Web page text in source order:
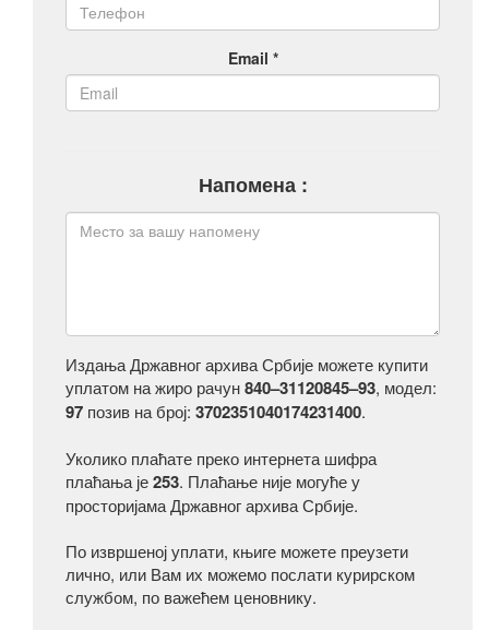
Email *
Напомена :
Издања Државног архива Србије можете купити
уплатом на жиро рачун840–31120845–93, модел:
97 позив на број: 3702351040174231400.
Уколико плаћате преко интернета шифра
плаћања је253. Плаћање није могуће у
просторијама Државног архива Србије.
По извршеној уплати, књиге можете преузети
лично, или Вам их можемо послати курирском
службом, по важећем ценовнику.